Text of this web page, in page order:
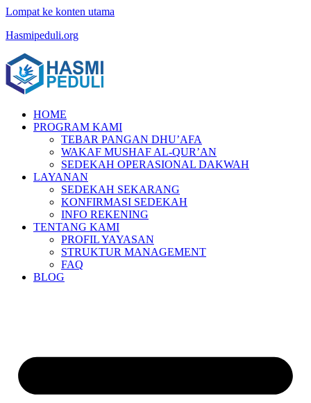
Lompat ke konten utama
Hasmipeduli.org
HOME
PROGRAM KAMI
TEBAR PANGAN DHU’AFA
WAKAF MUSHAF AL-QUR’AN
SEDEKAH OPERASIONAL DAKWAH
LAYANAN
SEDEKAH SEKARANG
KONFIRMASI SEDEKAH
INFO REKENING
TENTANG KAMI
PROFIL YAYASAN
STRUKTUR MANAGEMENT
FAQ
BLOG